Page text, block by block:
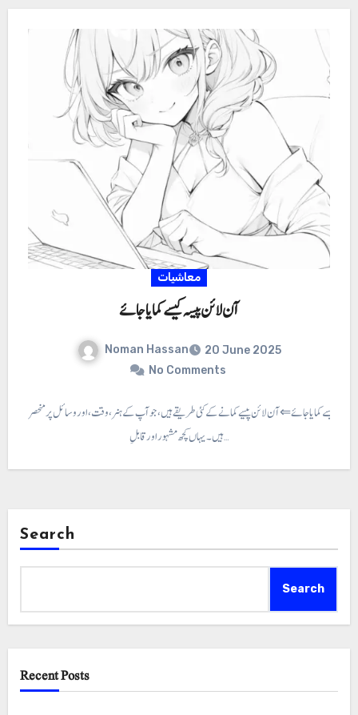
معاشیات
آن لائن پیسہ کیسے کمایا جائے
Noman Hassan
20 June 2025
No Comments
پیسہ کیسے کمایا جائے ⇐ آن لائن پیسے کمانے کے کئی طریقے ہیں، جو آپ کے ہنر، وقت، اور وسائل پر منحصر
ہیں۔ یہاں کچھ مشہور اور قابلِ…
Search
Search
Recent Posts